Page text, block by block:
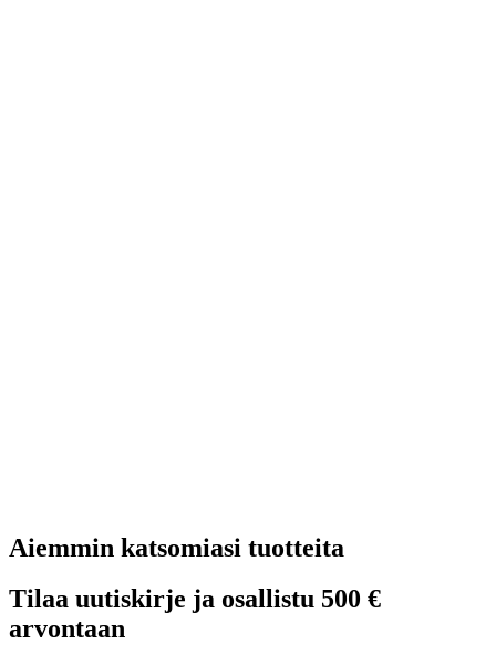
Aiemmin katsomiasi tuotteita
Tilaa uutiskirje ja osallistu 500 €
arvontaan